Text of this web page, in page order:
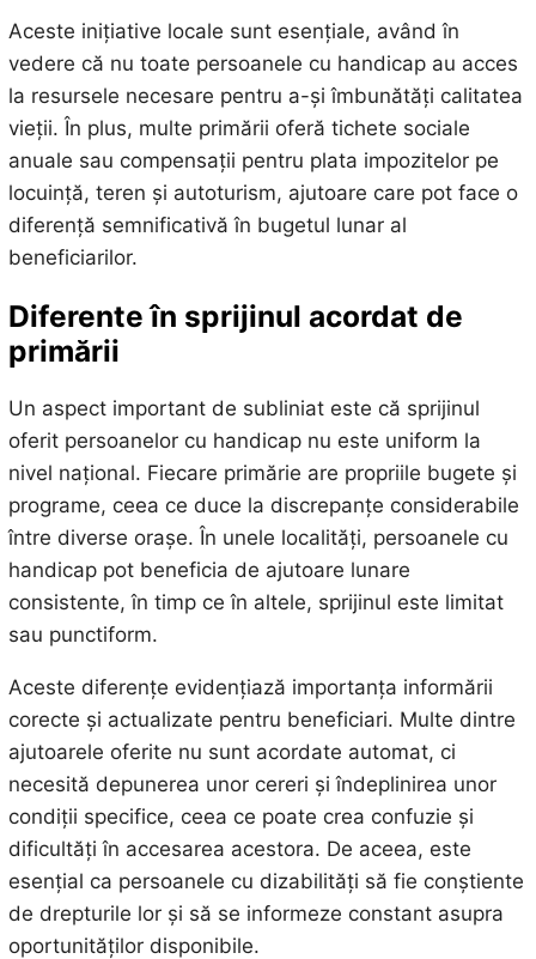
Aceste inițiative locale sunt esențiale, având în
vedere că nu toate persoanele cu handicap au acces
la resursele necesare pentru a-și îmbunătăți calitatea
vieții. În plus, multe primării oferă tichete sociale
anuale sau compensații pentru plata impozitelor pe
locuință, teren și autoturism, ajutoare care pot face o
diferență semnificativă în bugetul lunar al
beneficiarilor.
Diferente în sprijinul acordat de
primării
Un aspect important de subliniat este că sprijinul
oferit persoanelor cu handicap nu este uniform la
nivel național. Fiecare primărie are propriile bugete și
programe, ceea ce duce la discrepanțe considerabile
între diverse orașe. În unele localități, persoanele cu
handicap pot beneficia de ajutoare lunare
consistente, în timp ce în altele, sprijinul este limitat
sau punctiform.
Aceste diferențe evidențiază importanța informării
corecte și actualizate pentru beneficiari. Multe dintre
ajutoarele oferite nu sunt acordate automat, ci
necesită depunerea unor cereri și îndeplinirea unor
condiții specifice, ceea ce poate crea confuzie și
dificultăți în accesarea acestora. De aceea, este
esențial ca persoanele cu dizabilități să fie conștiente
de drepturile lor și să se informeze constant asupra
oportunităților disponibile.